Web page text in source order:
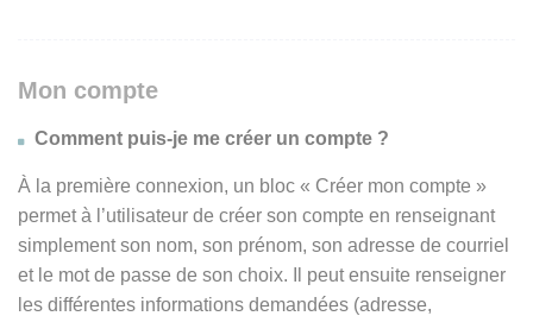
Mon compte
Comment puis-je me créer un compte ?
À la première connexion, un bloc « Créer mon compte »
permet à l’utilisateur de créer son compte en renseignant
simplement son nom, son prénom, son adresse de courriel
et le mot de passe de son choix. Il peut ensuite renseigner
les différentes informations demandées (adresse,